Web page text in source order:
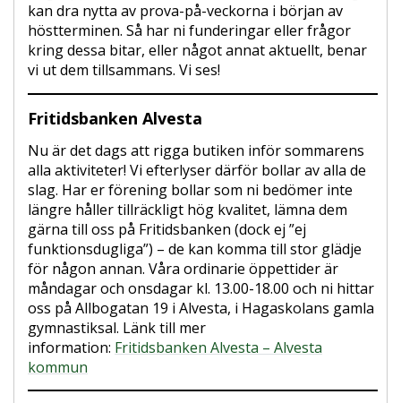
kan dra nytta av prova-på-veckorna i början av
höstterminen. Så har ni funderingar eller frågor
kring dessa bitar, eller något annat aktuellt, benar
vi ut dem tillsammans. Vi ses!
Fritidsbanken Alvesta
Nu är det dags att rigga butiken inför sommarens
alla aktiviteter! Vi efterlyser därför bollar av alla de
slag. Har er förening bollar som ni bedömer inte
längre håller tillräckligt hög kvalitet, lämna dem
gärna till oss på Fritidsbanken (dock ej ”ej
funktionsdugliga”) – de kan komma till stor glädje
för någon annan. Våra ordinarie öppettider är
måndagar och onsdagar kl. 13.00-18.00 och ni hittar
oss på Allbogatan 19 i Alvesta, i Hagaskolans gamla
gymnastiksal. Länk till mer
information: Fritidsbanken Alvesta – Alvesta
kommun